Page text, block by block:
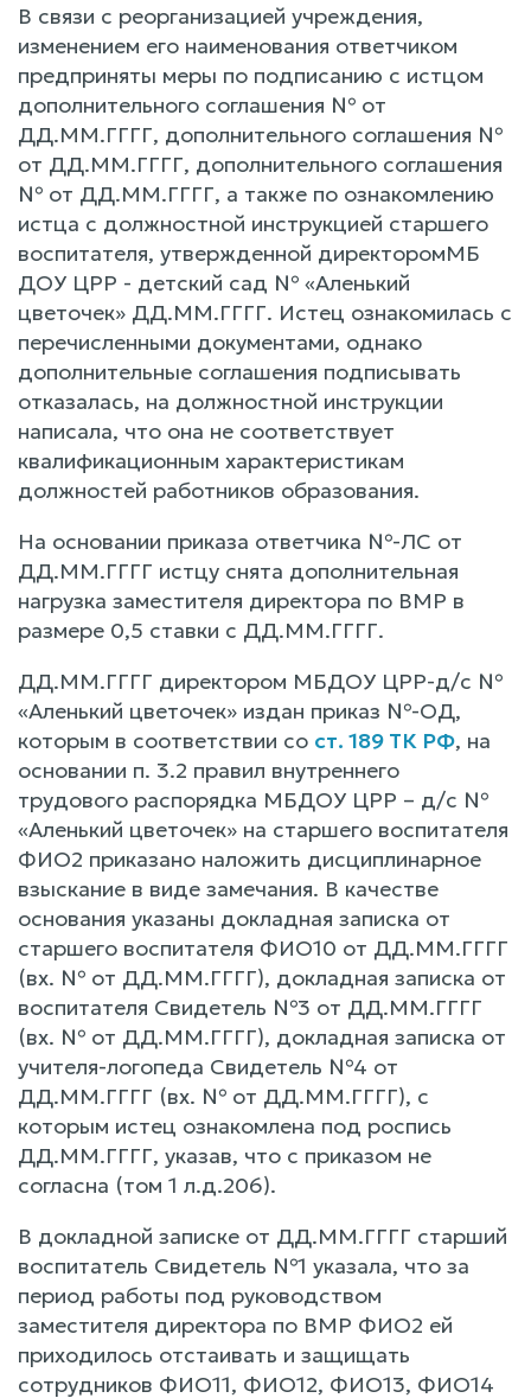
В связи с реорганизацией учреждения,
изменением его наименования ответчиком
предприняты меры по подписанию с истцом
дополнительного соглашения № от
ДД.ММ.ГГГГ, дополнительного соглашения №
от ДД.ММ.ГГГГ, дополнительного соглашения
№ от ДД.ММ.ГГГГ, а также по ознакомлению
истца с должностной инструкцией старшего
воспитателя, утвержденной директоромМБ
ДОУ ЦРР - детский сад № «Аленький
цветочек» ДД.ММ.ГГГГ. Истец ознакомилась с
перечисленными документами, однако
дополнительные соглашения подписывать
отказалась, на должностной инструкции
написала, что она не соответствует
квалификационным характеристикам
должностей работников образования.
На основании приказа ответчика №-ЛС от
ДД.ММ.ГГГГ истцу снята дополнительная
нагрузка заместителя директора по ВМР в
размере 0,5 ставки с ДД.ММ.ГГГГ.
ДД.ММ.ГГГГ директором МБДОУ ЦРР-д/с №
«Аленький цветочек» издан приказ №-ОД,
которым в соответствии со ст. 189 ТК РФ, на
основании п. 3.2 правил внутреннего
трудового распорядка МБДОУ ЦРР – д/с №
«Аленький цветочек» на старшего воспитателя
ФИО2 приказано наложить дисциплинарное
взыскание в виде замечания. В качестве
основания указаны докладная записка от
старшего воспитателя ФИО10 от ДД.ММ.ГГГГ
(вх. № от ДД.ММ.ГГГГ), докладная записка от
воспитателя Свидетель №3 от ДД.ММ.ГГГГ
(вх. № от ДД.ММ.ГГГГ), докладная записка от
учителя-логопеда Свидетель №4 от
ДД.ММ.ГГГГ (вх. № от ДД.ММ.ГГГГ), с
которым истец ознакомлена под роспись
ДД.ММ.ГГГГ, указав, что с приказом не
согласна (том 1 л.д.206).
В докладной записке от ДД.ММ.ГГГГ старший
воспитатель Свидетель №1 указала, что за
период работы под руководством
заместителя директора по ВМР ФИО2 ей
приходилось отстаивать и защищать
сотрудников ФИО11, ФИО12, ФИО13, ФИО14